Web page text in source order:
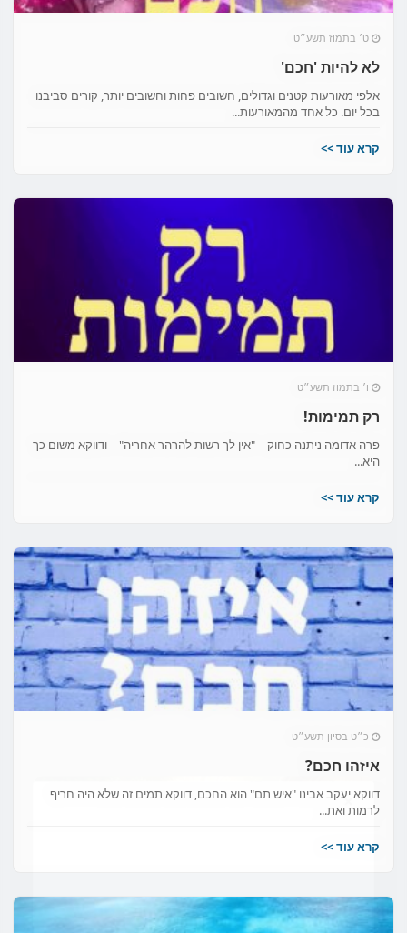
ט׳ בתמוז תשע״ט
לא להיות 'חכם'
אלפי מאורעות קטנים וגדולים, חשובים פחות וחשובים יותר, קורים סביבנו
בכל יום. כל אחד מהמאורעות...
קרא עוד >>
ו׳ בתמוז תשע״ט
רק תמימות!
פרה אדומה ניתנה כחוק – "אין לך רשות להרהר אחריה" – ודווקא משום כך
היא...
קרא עוד >>
כ״ט בסיון תשע״ט
איזהו חכם?
דווקא יעקב אבינו "איש תם" הוא החכם, דווקא תמים זה שלא היה חריף
לרמות ואת...
קרא עוד >>
×